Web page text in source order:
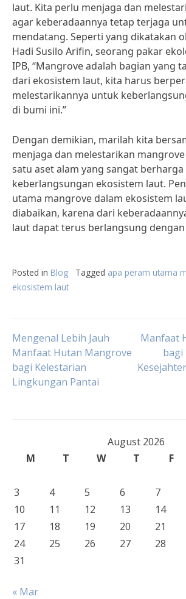
laut. Kita perlu menjaga dan
agar keberadaannya tetap terjaga
mendatang. Seperti yang dikatakan
Hadi Susilo Arifin, seorang pakar
IPB, “Mangrove adalah bagian yang
dari ekosistem laut, kita harus
melestarikannya untuk
di bumi ini.”
Dengan demikian, marilah kita
menjaga dan melestarikan
satu aset alam yang sangat berharga
keberlangsungan ekosistem laut.
utama mangrove dalam ekosistem
diabaikan, karena dari
laut dapat terus berlangsung
Posted in Blog Tagged apa peram utama
ekosistem laut
Post
navigation
Mengenal Lebih Jauh
Manfaat Hutan Mangrove
bagi Kelestarian
Lingkungan Pantai
Manfaat
bagi
August 2026
M
T W T F
3
4 5 6 7
10
11 12 13 14
17
18 19 20 21
24
25 26 27 28
31
« Mar